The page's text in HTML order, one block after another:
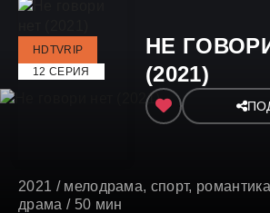
НЕ
(2021)
2021 / мелодрама, спорт, романтика
драма / 50 мин
HDTVRIP
12 СЕРИЯ